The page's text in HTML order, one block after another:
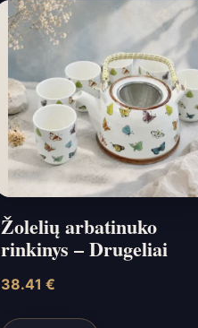
Žolelių arbatinuko
rinkinys – Drugeliai
38.41 €